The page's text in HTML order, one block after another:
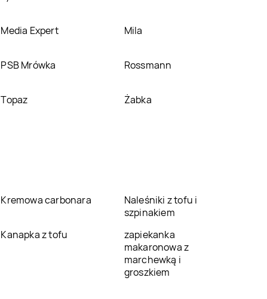
Media Expert Mila
PSB Mrówka Rossmann
Topaz Żabka
Kremowa carbonara
Naleśniki z tofu i
szpinakiem
Kanapka z tofu
zapiekanka
makaronowa z
marchewką i
groszkiem